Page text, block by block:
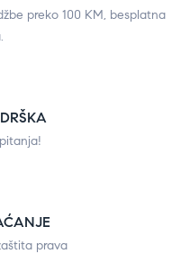
preko 100 KM, besplatna
prava